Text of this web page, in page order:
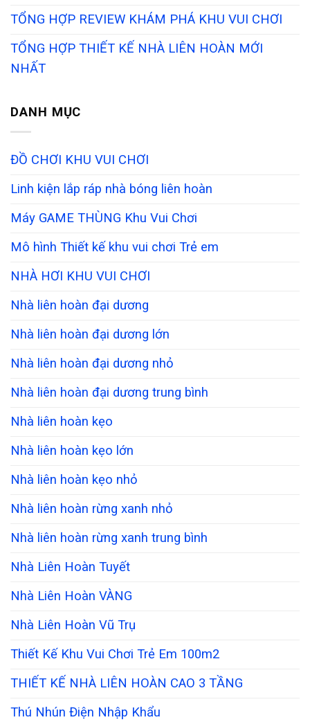
TỔNG HỢP REVIEW KHÁM PHÁ KHU VUI CHƠI
TỔNG HỢP THIẾT KẾ NHÀ LIÊN HOÀN MỚI
NHẤT
DANH MỤC
ĐỒ CHƠI KHU VUI CHƠI
Linh kiện lắp ráp nhà bóng liên hoàn
Máy GAME THÙNG Khu Vui Chơi
Mô hình Thiết kế khu vui chơi Trẻ em
NHÀ HƠI KHU VUI CHƠI
Nhà liên hoàn đại dương
Nhà liên hoàn đại dương lớn
Nhà liên hoàn đại dương nhỏ
Nhà liên hoàn đại dương trung bình
Nhà liên hoàn kẹo
Nhà liên hoàn kẹo lớn
Nhà liên hoàn kẹo nhỏ
Nhà liên hoàn rừng xanh nhỏ
Nhà liên hoàn rừng xanh trung bình
Nhà Liên Hoàn Tuyết
Nhà Liên Hoàn VÀNG
Nhà Liên Hoàn Vũ Trụ
Thiết Kế Khu Vui Chơi Trẻ Em 100m2
THIẾT KẾ NHÀ LIÊN HOÀN CAO 3 TẦNG
Thú Nhún Điện Nhập Khẩu